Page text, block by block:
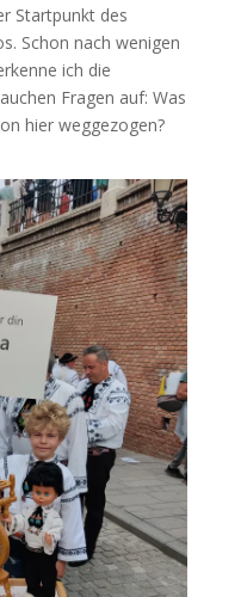
Startpunkt des
Schon nach wenigen
ich die
Fragen auf: Was
hier weggezogen?